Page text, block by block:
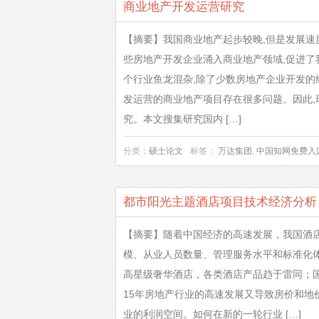
商业地产开发运营研究
【摘要】我国商业地产起步较晚,但是发展
些房地产开发企业涌入商业地产领域,促进
个行业鱼龙混杂,除了少数房地产企业开发
发运营的商业地产项目存在很多问题。因
究。本文搜集研究国内 […]
分类： 硕士论文 标签： 万达集团 , 中国知网免费入
都市阳光主题酒店项目技术经济分析
【摘要】随着中国经济的高速发展，我国
模、从业人员数量、管理服务水平和标准化
高星级奢华酒店，各类酒店产品趋于雷同
15年房地产行业的高速发展又导致房价和
业的利润空间。如何在新的一轮行业 […]